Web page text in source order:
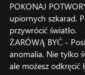
POKONAJ
upiornych szkarad.
przywrócić światło.
ŻARÓWĄ BYĆ -
anomalia. Nie tylko
ale możesz odkręcić